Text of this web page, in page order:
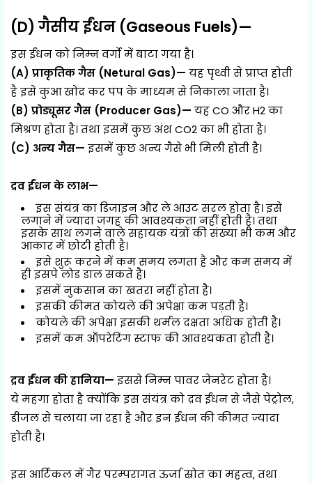
(D) गैसीय ईंधन (Gaseous Fuels)—
इस ईंधन को निम्न वर्गो में बाटा गया है।
(A) प्राकृतिक गैस (Netural Gas)— यह पृथ्वी से प्राप्त होती
है इसे कुआ खोद कर पंप के माध्यम से निकाला जाता है।
(B) प्रोड्यूसर गैस (Producer Gas)— यह CO और H2 का
मिश्रण होता है। तथा इसमें कुछ अंश CO2 का भी होता है।
(C) अन्य गैस— इसमें कुछ अन्य गैसे भी मिली होती है।
द्रव ईंधन के लाभ—
इस संयंत्र का डिजाइन और ले आउट सरल होता है। इसे
लगाने में ज्यादा जगह की आवश्यकता नहीं होती है। तथा
इसके साथ लगने वाले सहायक यंत्रों की संख्या भी कम और
आकार में छोटी होती है।
इसे शुरू करने में कम समय लगता है और कम समय में
ही इसपे लोड डाल सकते है।
इसमें नुकसान का खतरा नहीं होता है।
इसकी कीमत कोयले की अपेक्षा कम पड़ती है।
कोयले की अपेक्षा इसकी थर्मल दक्षता अधिक होती है।
इसमें कम ऑपरेटिंग स्टाफ की आवश्यकता होती है।
द्रव ईंधन की हानिया— इससे निम्न पावर जेनरेट होता है।
ये महगा होता है क्योंकि इस संयंत्र को द्रव ईंधन से जैसे पेट्रोल,
डीजल से चलाया जा रहा है और इन ईंधन की कीमत ज्यादा
होती है।
इस आर्टिकल में गैर परम्परागत ऊर्जा स्रोत का महत्व, तथा